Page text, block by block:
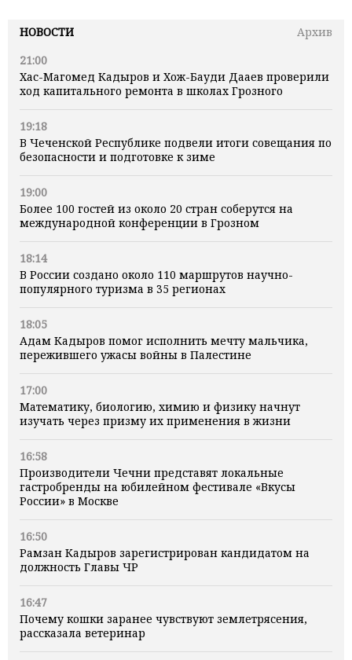
НОВОСТИ
Архив
21:00
Хас-Магомед Кадыров и Хож-Бауди Дааев проверили
ход капитального ремонта в школах Грозного
19:18
В Чеченской Республике подвели итоги совещания по
безопасности и подготовке к зиме
19:00
Более 100 гостей из около 20 стран соберутся на
международной конференции в Грозном
18:14
В России создано около 110 маршрутов научно-
популярного туризма в 35 регионах
18:05
Адам Кадыров помог исполнить мечту мальчика,
пережившего ужасы войны в Палестине
17:00
Математику, биологию, химию и физику начнут
изучать через призму их применения в жизни
16:58
Производители Чечни представят локальные
гастробренды на юбилейном фестивале «Вкусы
России» в Москве
16:50
Рамзан Кадыров зарегистрирован кандидатом на
должность Главы ЧР
16:47
Почему кошки заранее чувствуют землетрясения,
рассказала ветеринар